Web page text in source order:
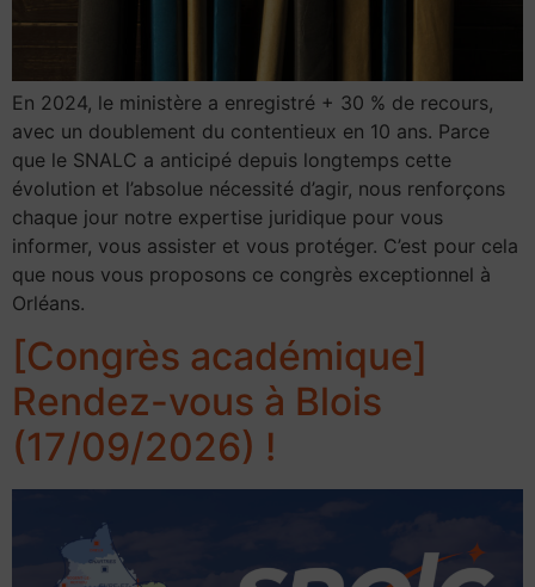
En 2024, le ministère a enregistré + 30 % de recours,
avec un doublement du contentieux en 10 ans. Parce
que le SNALC a anticipé depuis longtemps cette
évolution et l’absolue nécessité d’agir, nous renforçons
chaque jour notre expertise juridique pour vous
informer, vous assister et vous protéger. C’est pour cela
que nous vous proposons ce congrès exceptionnel à
Orléans.
[Congrès académique]
Rendez-vous à Blois
(17/09/2026) !